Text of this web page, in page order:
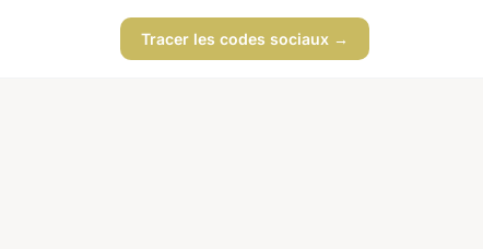
Tracer les codes sociaux →